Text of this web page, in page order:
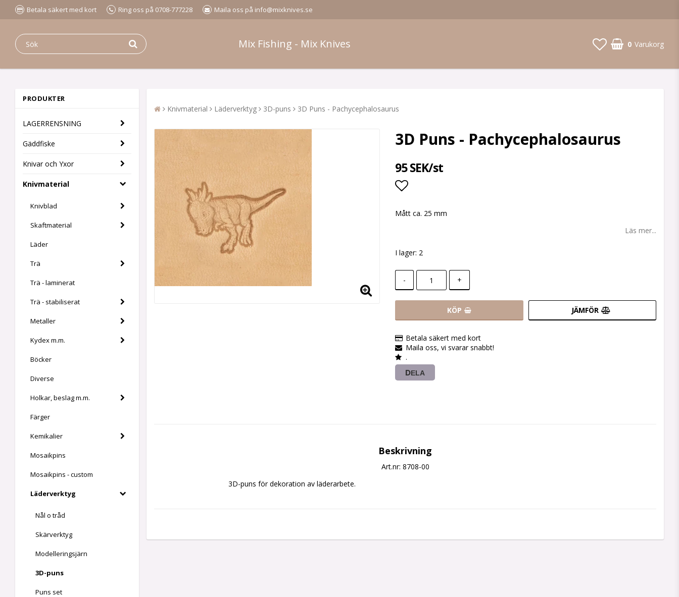
Betala säkert med kort Ring oss på 0708-777228 Maila oss på info@mixknives.se
Mix Fishing - Mix Knives 0 Varukorg
PRODUKTER
LAGERRENSNING
Gäddfiske
Knivar och Yxor
Knivmaterial
Knivblad
Skaftmaterial
Läder
Trä
Trä - laminerat
Trä - stabiliserat
Metaller
Kydex m.m.
Böcker
Diverse
Holkar, beslag m.m.
Färger
Kemikalier
Mosaikpins
Mosaikpins - custom
Läderverktyg
Nål o tråd
Skärverktyg
Modelleringsjärn
3D-puns
Puns set
Knivmaterial Läderverktyg 3D-puns 3D Puns - Pachycephalosaurus
3D Puns - Pachycephalosaurus
95 SEK/st
Lägg till i favoritlistan
Mått ca. 25 mm
Läs mer...
I lager: 2
- +
KÖP JÄMFÖR
Betala säkert med kort
Maila oss, vi svarar snabbt!
.
DELA
Beskrivning
Art.nr: 8708-00
3D-puns för dekoration av läderarbete.